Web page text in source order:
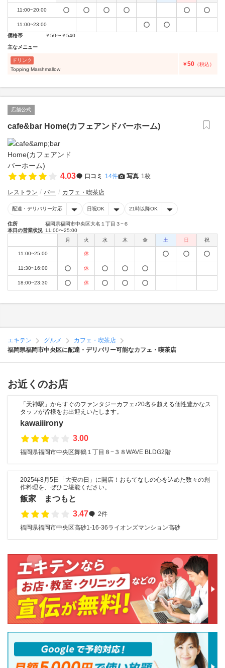
11:00~20:00
11:00~23:00
価格帯
￥50〜￥540
主なメニュー
ドリンク
Topping Marshmallow
￥50 （税込）
店舗公式
cafe&bar Home(カフェアンドバーホーム)
4.03 口コミ 14件 写真 1枚
レストラン バー カフェ・喫茶店
配達・デリバリー対応 日祝OK 21時以降OK
住所
福岡県福岡市中央区大名１丁目３−６
本日の営業状況 11:00〜25:00
月
火 水 木 金 土 日 祝
11:00~25:00 休
11:30~16:00 休
18:00~23:30 休
エキテン グルメ
カフェ・喫茶店
福岡県福岡市中央区に配達・デリバリー可能なカフェ・喫茶店
お近くのお店
「天神駅」からすぐのファンタジーカフェ♪20名を超える個性豊かなス
タッフが皆様をお出迎えいたします。
kawaiiirony
3.00
福岡県福岡市中央区舞鶴１丁目８−３８WAVE BLDG2階
2025年8月5日「大安の日」に開店！おもてなしの心を込めた数々の創
作料理を、ぜひご堪能ください。
飯家 まつもと
3.47
2件
福岡県福岡市中央区高砂1-16-36ライオンズマンション高砂